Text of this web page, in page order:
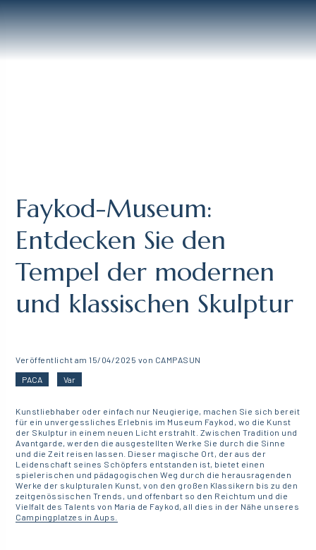
Faykod-Museum:
Entdecken Sie den
Tempel der modernen
und klassischen Skulptur
Veröffentlicht am 15/04/2025 von CAMPASUN
PACA
Var
Kunstliebhaber oder einfach nur Neugierige, machen Sie sich bereit
für ein unvergessliches Erlebnis im Museum Faykod, wo die Kunst
der Skulptur in einem neuen Licht erstrahlt. Zwischen Tradition und
Avantgarde, werden die ausgestellten Werke Sie durch die Sinne
und die Zeit reisen lassen. Dieser magische Ort, der aus der
Leidenschaft seines Schöpfers entstanden ist, bietet einen
spielerischen und pädagogischen Weg durch die herausragenden
Werke der skulpturalen Kunst, von den großen Klassikern bis zu den
zeitgenössischen Trends, und offenbart so den Reichtum und die
Vielfalt des Talents von Maria de Faykod, all dies in der Nähe unseres
Campingplatzes in Aups.